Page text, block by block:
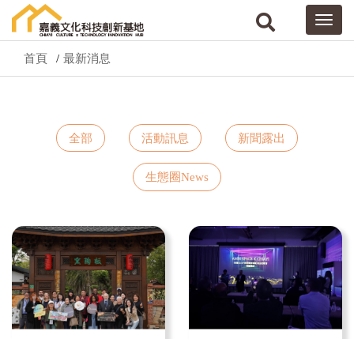
首頁 最新消息
全部 活動訊息 新聞露出
生態圈News